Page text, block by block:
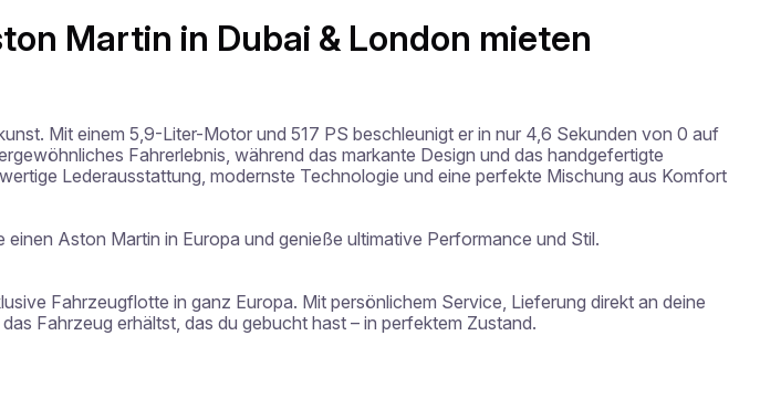
Martin in Dubai & London mieten
Mit einem 5,9-Liter-Motor und 517 PS beschleunigt er in nur 4,6 Sekunden von 0 auf
Fahrerlebnis, während das markante Design und das handgefertigte
Lederausstattung, modernste Technologie und eine perfekte Mischung aus Komfort
Aston Martin in Europa und genieße ultimative Performance und Stil.
Fahrzeugflotte in ganz Europa. Mit persönlichem Service, Lieferung direkt an deine
Fahrzeug erhältst, das du gebucht hast – in perfektem Zustand.